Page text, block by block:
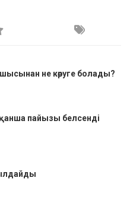
не көруге болады?
пайызы белсенді